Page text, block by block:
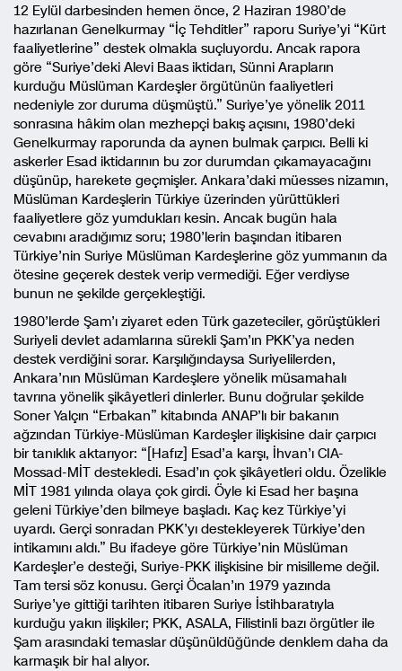
12 Eylül darbesinden hemen önce, 2 Haziran 1980’de
hazırlanan Genelkurmay “İç Tehditler” raporu Suriye’yi “Kürt
faaliyetlerine” destek olmakla suçluyordu. Ancak rapora
göre “Suriye’deki Alevi Baas iktidarı, Sünni Arapların
kurduğu Müslüman Kardeşler örgütünün faaliyetleri
nedeniyle zor duruma düşmüştü.” Suriye’ye yönelik 2011
sonrasına hâkim olan mezhepçi bakış açısını, 1980’deki
Genelkurmay raporunda da aynen bulmak çarpıcı. Belli ki
askerler Esad iktidarının bu zor durumdan çıkamayacağını
düşünüp, harekete geçmişler. Ankara’daki müesses nizamın,
Müslüman Kardeşlerin Türkiye üzerinden yürüttükleri
faaliyetlere göz yumdukları kesin. Ancak bugün hala
cevabını aradığımız soru; 1980’lerin başından itibaren
Türkiye’nin Suriye Müslüman Kardeşlerine göz yummanın da
ötesine geçerek destek verip vermediği. Eğer verdiyse
bunun ne şekilde gerçekleştiği.
1980’lerde Şam’ı ziyaret eden Türk gazeteciler, görüştükleri
Suriyeli devlet adamlarına sürekli Şam’ın PKK’ya neden
destek verdiğini sorar. Karşılığındaysa Suriyelilerden,
Ankara’nın Müslüman Kardeşlere yönelik müsamahalı
tavrına yönelik şikâyetleri dinlerler. Bunu doğrular şekilde
Soner Yalçın “Erbakan” kitabında ANAP’lı bir bakanın
ağzından Türkiye-Müslüman Kardeşler ilişkisine dair çarpıcı
bir tanıklık aktarıyor: “[Hafız] Esad’a karşı, İhvan’ı CIA-
Mossad-MİT destekledi. Esad’ın çok şikâyetleri oldu. Özelikle
MİT 1981 yılında olaya çok girdi. Öyle ki Esad her başına
geleni Türkiye’den bilmeye başladı. Kaç kez Türkiye’yi
uyardı. Gerçi sonradan PKK’yı destekleyerek Türkiye’den
intikamını aldı.” Bu ifadeye göre Türkiye’nin Müslüman
Kardeşler’e desteği, Suriye-PKK ilişkisine bir misilleme değil.
Tam tersi söz konusu. Gerçi Öcalan’ın 1979 yazında
Suriye’ye gittiği tarihten itibaren Suriye İstihbaratıyla
kurduğu yakın ilişkiler; PKK, ASALA, Filistinli bazı örgütler ile
Şam arasındaki temaslar düşünüldüğünde denklem daha da
karmaşık bir hal alıyor.